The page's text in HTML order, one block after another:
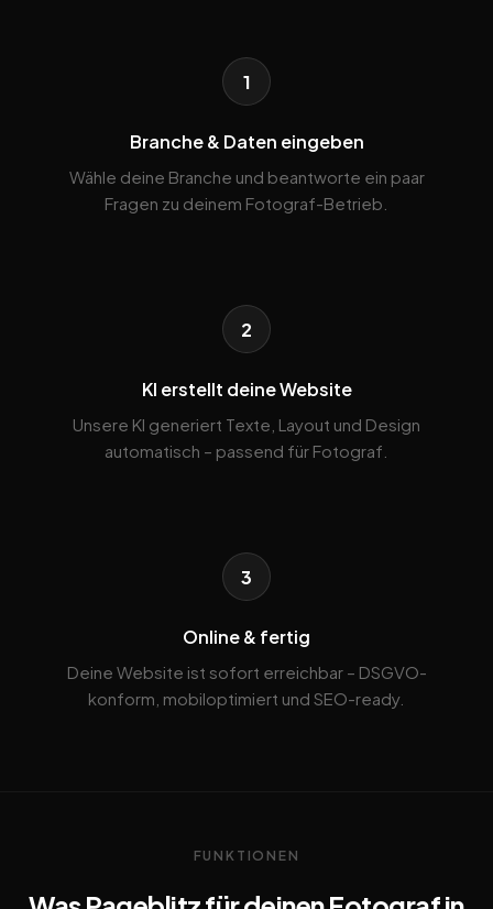
1
Branche & Daten eingeben
Wähle deine Branche und beantworte ein paar
Fragen zu deinem Fotograf-Betrieb.
2
KI erstellt deine Website
Unsere KI generiert Texte, Layout und Design
automatisch – passend für Fotograf.
3
Online & fertig
Deine Website ist sofort erreichbar – DSGVO-
konform, mobiloptimiert und SEO-ready.
FUNKTIONEN